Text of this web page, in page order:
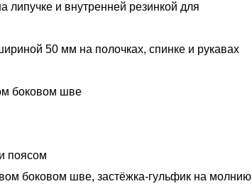
и внутренней резинкой для
50 мм на полочках, спинке и рукавах
боковом шве
поясом
боковом шве, застёжка-гульфик на молнию